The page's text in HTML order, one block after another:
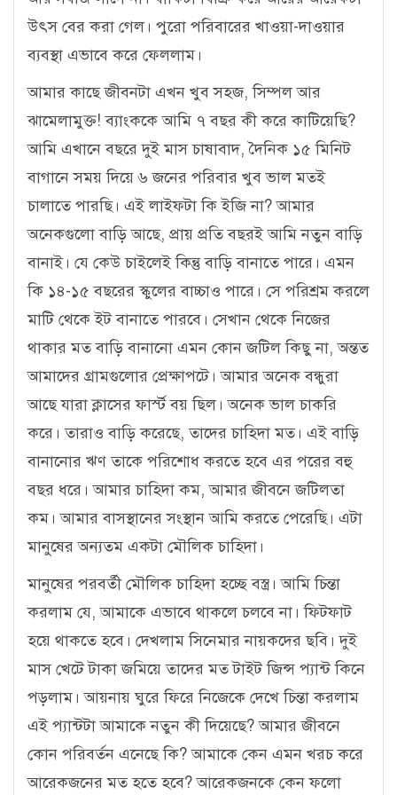
উৎস বের করা গেল। পুরো পরিবারের খাওয়া-দাওয়ার
ব্যবস্থা এভাবে করে ফেললাম।
আমার কাছে জীবনটা এখন খুব সহজ, সিম্পল আর
ঝামেলামুক্ত! ব্যাংককে আমি ৭ বছর কী করে কাটিয়েছি?
আমি এখানে বছরে দুই মাস চাষাবাদ, দৈনিক ১৫ মিনিট
বাগানে সময় দিয়ে ৬ জনের পরিবার খুব ভাল মতই
চালাতে পারছি। এই লাইফটা কি ইজি না? আমার
অনেকগুলো বাড়ি আছে, প্রায় প্রতি বছরই আমি নতুন বাড়ি
বানাই। যে কেউ চাইলেই কিন্তু বাড়ি বানাতে পারে। এমন
কি ১৪-১৫ বছরের স্কুলের বাচ্চাও পারে। সে পরিশ্রম করলে
মাটি থেকে ইট বানাতে পারবে। সেখান থেকে নিজের
থাকার মত বাড়ি বানানো এমন কোন জটিল কিছু না, অন্তত
আমাদের গ্রামগুলোর প্রেক্ষাপটে। আমার অনেক বন্ধুরা
আছে যারা ক্লাসের ফার্স্ট বয় ছিল। অনেক ভাল চাকরি
করে। তারাও বাড়ি করেছে, তাদের চাহিদা মত। এই বাড়ি
বানানোর ঋণ তাকে পরিশোধ করতে হবে এর পরের বহু
বছর ধরে। আমার চাহিদা কম, আমার জীবনে জটিলতা
কম। আমার বাসস্থানের সংস্থান আমি করতে পেরেছি। এটা
মানুষের অন্যতম একটা মৌলিক চাহিদা।
মানুষের পরবর্তী মৌলিক চাহিদা হচ্ছে বস্ত্র। আমি চিন্তা
করলাম যে, আমাকে এভাবে থাকলে চলবে না। ফিটফাট
হয়ে থাকতে হবে। দেখলাম সিনেমার নায়কদের ছবি। দুই
মাস খেটে টাকা জমিয়ে তাদের মত টাইট জিন্স প্যান্ট কিনে
পড়লাম। আয়নায় ঘুরে ফিরে নিজেকে দেখে চিন্তা করলাম
এই প্যান্টটা আমাকে নতুন কী দিয়েছে? আমার জীবনে
কোন পরিবর্তন এনেছে কি? আমাকে কেন এমন খরচ করে
আরেকজনের মত হতে হবে? আরেকজনকে কেন ফলো